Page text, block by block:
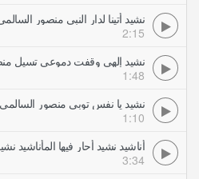
نشيد أتينا لدار النبي منصور
2:15
نشيد إلهي وقفت دموعي تسيل
1:48
نشيد يا نفس توبي منصور السالمي
1:10
أناشيد نشيد أحار فيها المأناشيد
3:34